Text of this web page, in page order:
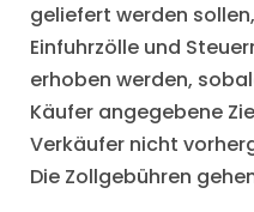
geliefert werden
Einfuhrzölle und
erhoben werden,
Käufer angegebene
Verkäufer nicht
Die Zollgebühren